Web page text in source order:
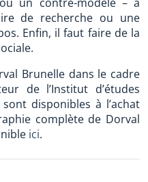
de recherche ou une
Enfin, il faut faire de la
Brunelle dans le cadre
de l’Institut d’études
disponibles à l’achat
complète de Dorval
ici.